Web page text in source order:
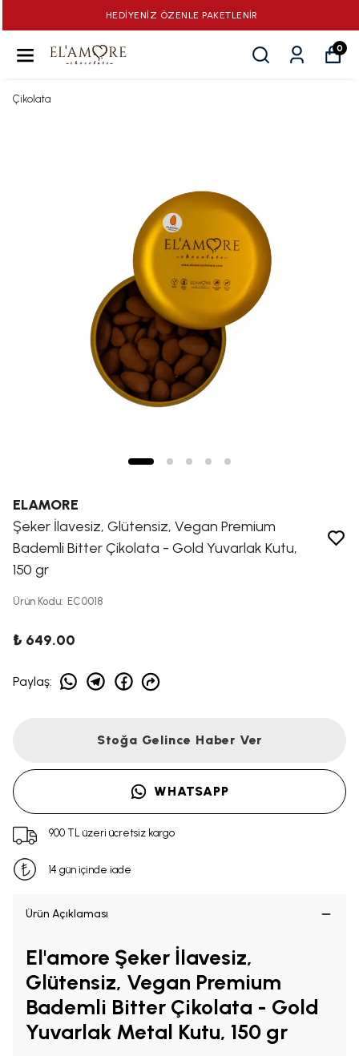
HEDİYENİZ ÖZENLE PAKETLENİR
0
Çikolata
ELAMORE
Şeker İlavesiz, Glütensiz, Vegan Premium
Bademli Bitter Çikolata - Gold Yuvarlak Kutu,
150 gr
Ürün Kodu: EC0018
₺ 649.00
Paylaş:
Stoğa Gelince Haber Ver
WHATSAPP
900 TL üzeri ücretsiz kargo
14 gün içinde iade
Ürün Açıklaması
El'amore Şeker İlavesiz,
Glütensiz, Vegan Premium
Bademli Bitter Çikolata - Gold
Yuvarlak Metal Kutu, 150 gr